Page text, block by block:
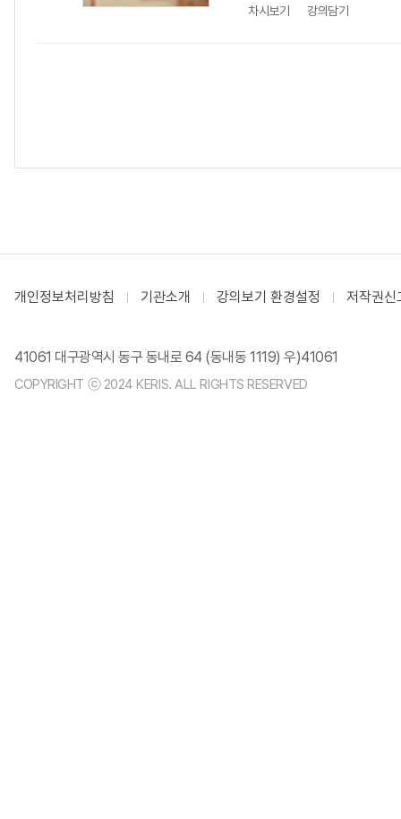
차시보기
강의담기
개인정보처리방침 기관소개 강의보기 환경설정 저작권신
41061 대구광역시 동구 동내로 64 (동내동 1119) 우)41061
COPYRIGHT ⓒ 2024 KERIS. ALL RIGHTS RESERVED